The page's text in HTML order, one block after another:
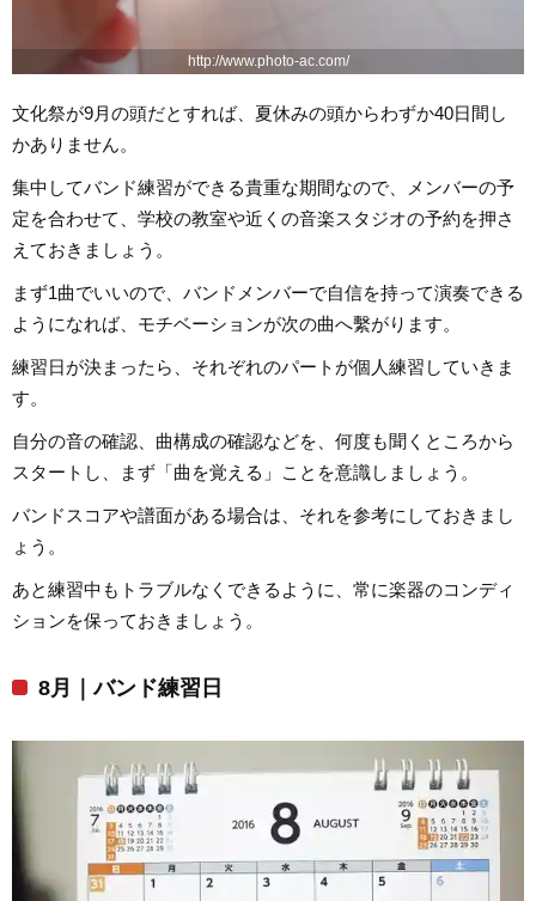
http://www.photo-ac.com/
文化祭が9月の頭だとすれば、夏休みの頭からわずか40日間し
かありません。
集中してバンド練習ができる貴重な期間なので、メンバーの予
定を合わせて、学校の教室や近くの音楽スタジオの予約を押さ
えておきましょう。
まず1曲でいいので、バンドメンバーで自信を持って演奏できる
ようになれば、モチベーションが次の曲へ繫がります。
練習日が決まったら、それぞれのパートが個人練習していきま
す。
自分の音の確認、曲構成の確認などを、何度も聞くところから
スタートし、まず「曲を覚える」ことを意識しましょう。
バンドスコアや譜面がある場合は、それを参考にしておきまし
ょう。
あと練習中もトラブルなくできるように、常に楽器のコンディ
ションを保っておきましょう。
8月｜バンド練習日